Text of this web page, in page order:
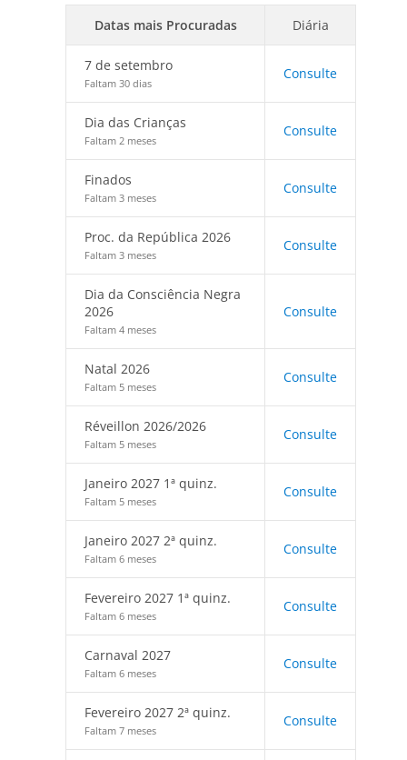
Datas mais Procuradas Diária
7 de setembro
Faltam 30 dias
Consulte
Dia das Crianças
Faltam 2 meses
Consulte
Finados
Faltam 3 meses
Consulte
Proc. da República 2026
Faltam 3 meses
Consulte
Dia da Consciência Negra
2026
Faltam 4 meses
Consulte
Natal 2026
Faltam 5 meses
Consulte
Réveillon 2026/2026
Faltam 5 meses
Consulte
Janeiro 2027 1ª quinz.
Faltam 5 meses
Consulte
Janeiro 2027 2ª quinz.
Faltam 6 meses
Consulte
Fevereiro 2027 1ª quinz.
Faltam 6 meses
Consulte
Carnaval 2027
Faltam 6 meses
Consulte
Fevereiro 2027 2ª quinz.
Faltam 7 meses
Consulte